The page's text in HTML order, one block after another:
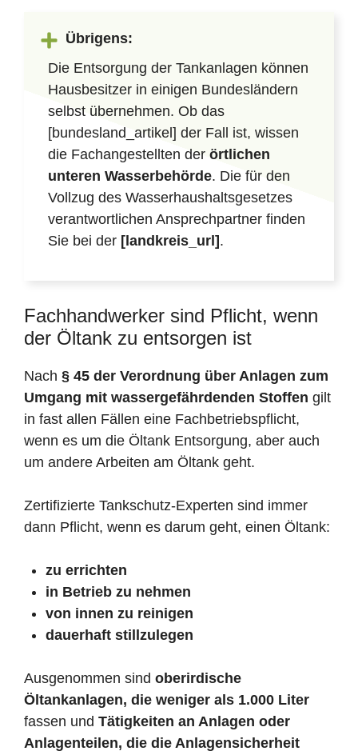
Übrigens:
Die Entsorgung der Tankanlagen können
Hausbesitzer in einigen Bundesländern
selbst übernehmen. Ob das
[bundesland_artikel] der Fall ist, wissen
die Fachangestellten der örtlichen
unteren Wasserbehörde. Die für den
Vollzug des Wasserhaushaltsgesetzes
verantwortlichen Ansprechpartner finden
Sie bei der [landkreis_url] .
Fachhandwerker sind Pflicht, wenn
der Öltank zu entsorgen ist
Nach § 45 der Verordnung über Anlagen zum
Umgang mit wassergefährdenden Stoffen gilt
in fast allen Fällen eine Fachbetriebspflicht,
wenn es um die Öltank Entsorgung, aber auch
um andere Arbeiten am Öltank geht.
Zertifizierte Tankschutz-Experten sind immer
dann Pflicht, wenn es darum geht, einen Öltank:
zu errichten
in Betrieb zu nehmen
von innen zu reinigen
dauerhaft stillzulegen
Ausgenommen sind oberirdische
Öltankanlagen, die weniger als 1.000 Liter
fassen und Tätigkeiten an Anlagen oder
Anlagenteilen, die die Anlagensicherheit